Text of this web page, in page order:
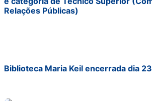
Relações Públicas)
Biblioteca Maria Keil encerrada dia